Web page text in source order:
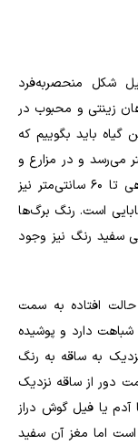
شکل منحصربه‌فرد
زینتی و محبوب در
باید بگوییم که
ارتفاعش تا ۱۵۰ سانتی‌متر می‌رسد و در مزارع و
باغات رشد می‌کند. برگ‌های این گیاه بزرگ، گاهی تا ۶۰ سانتی‌متر نیز
است. رنگ برگ‌ها
سفید رنگ نیز وجود
افتاده به سمت
شباهت دارد و پوشیده
به ساقه به رنگ
دور از ساقه نزدیک
آدم یا فیل گوش دراز
اما مغز آن سفید